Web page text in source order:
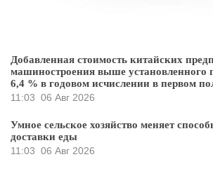
Добавленная стоимость китайских
машиностроения выше установленного
6,4 % в годовом исчислении в первом
11:03 06 Авг 2026
Умное сельское хозяйство меняет
доставки еды
11:03 06 Авг 2026